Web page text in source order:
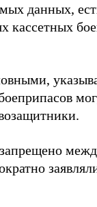
данных,
кассетных